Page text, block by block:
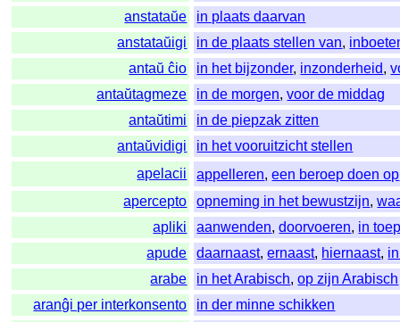
anstataŭe
in plaats daarvan
anstataŭigi
in de plaats stellen van,
antaŭ ĉio
in het bijzonder, inzonderheid,
antaŭtagmeze
in de morgen,voor de middag
antaŭtimi
in de piepzak zitten
antaŭvidigi
in het vooruitzicht stellen
apelacii
appelleren,een beroep doen op
apercepto
opneming in het bewustzijn,
apliki
aanwenden,doorvoeren, in
apude
daarnaast,ernaast, hiernaast,
arabe
in het Arabisch,op zijn Arabisch
aranĝi per interkonsento
in der minne schikken